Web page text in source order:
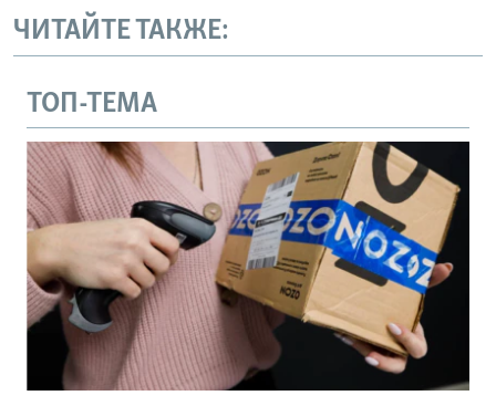
ЧИТАЙТЕ ТАКЖЕ:
ТОП-ТЕМА